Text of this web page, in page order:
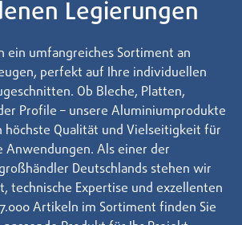
Legierungen
ein umfangreiches Sortiment an
perfekt auf Ihre individuellen
Ob Bleche, Platten,
Profile – unsere Aluminiumprodukte
höchste Qualität und Vielseitigkeit für
Anwendungen. Als einer der
Deutschlands stehen wir
technische Expertise und exzellenten
Artikeln im Sortiment finden Sie